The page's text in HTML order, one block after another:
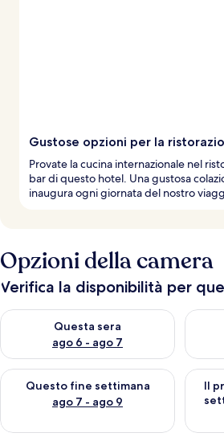
Gustose opzioni per la
Provate la cucina internazionale nel
bar di questo hotel. Una gustosa
inaugura ogni giornata del nostro
Opzioni della camera
Verifica la disponibilità per
Questa sera
ago 6 - ago 7
Verifica la disponibilità per questa
Questo fine settimana
ago 7 - ago 9
Verifica la disponibilità per questo
Il